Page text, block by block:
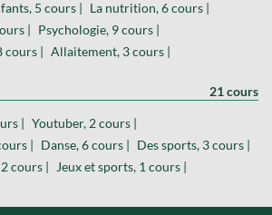
5 cours |
La nutrition, 6 cours |
|
Psychologie, 9 cours |
|
Allaitement, 3 cours |
21 cours
|
Youtuber, 2 cours |
|
Danse, 6 cours |
Des sports, 3 cours |
cours |
Jeux et sports, 1 cours |